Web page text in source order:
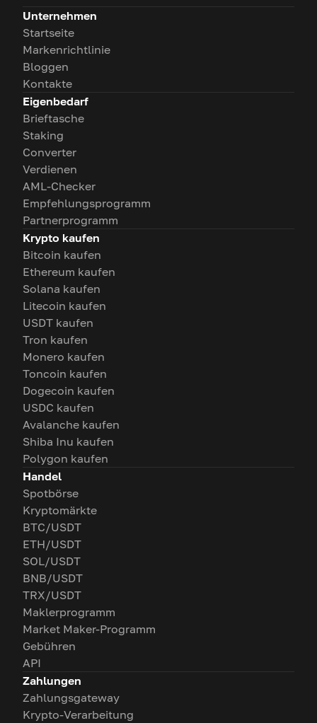
Unternehmen
Startseite
Markenrichtlinie
Bloggen
Kontakte
Eigenbedarf
Brieftasche
Staking
Converter
Verdienen
AML-Checker
Empfehlungsprogramm
Partnerprogramm
Krypto kaufen
Bitcoin kaufen
Ethereum kaufen
Solana kaufen
Litecoin kaufen
USDT kaufen
Tron kaufen
Monero kaufen
Toncoin kaufen
Dogecoin kaufen
USDC kaufen
Avalanche kaufen
Shiba Inu kaufen
Polygon kaufen
Handel
Spotbörse
Kryptomärkte
BTC/USDT
ETH/USDT
SOL/USDT
BNB/USDT
TRX/USDT
Maklerprogramm
Market Maker-Programm
Gebühren
API
Zahlungen
Zahlungsgateway
Krypto-Verarbeitung